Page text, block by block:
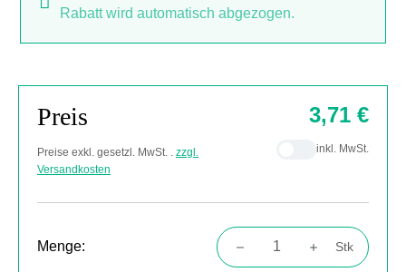
Rabatt wird automatisch abgezogen.
Preis
Preise exkl. gesetzl. MwSt. . zzgl.
Versandkosten
3,71 €
inkl. MwSt.
Menge:
Produkt Anzahl: Gib den gewünschten
Stk